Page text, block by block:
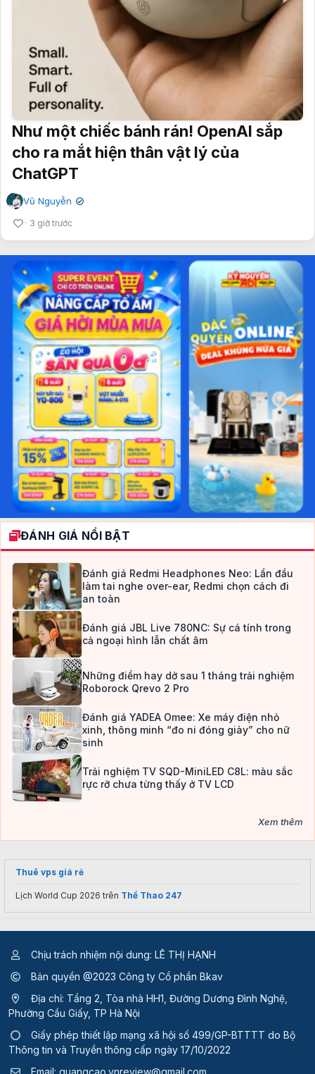
Như một chiếc bánh rán! OpenAI sắp
cho ra mắt hiện thân vật lý của
ChatGPT
Vũ Nguyễn ✔
3 giờ trước
ĐÁNH GIÁ NỔI BẬT
Đánh giá Redmi Headphones Neo: Lần đầu
làm tai nghe over-ear, Redmi chọn cách đi
an toàn
Đánh giá JBL Live 780NC: Sự cá tính trong
cả ngoại hình lẫn chất âm
Những điểm hay dở sau 1 tháng trải nghiệm
Roborock Qrevo 2 Pro
Đánh giá YADEA Omee: Xe máy điện nhỏ
xinh, thông minh “đo ni đóng giày” cho nữ
sinh
Trải nghiệm TV SQD-MiniLED C8L: màu sắc
rực rỡ chưa từng thấy ở TV LCD
Xem thêm
Thuê vps giá rẻ
Lịch World Cup 2026 trên Thể Thao 247
Chịu trách nhiệm nội dung: LÊ THỊ HẠNH
Bản quyền @2023 Công ty Cổ phần Bkav
Địa chỉ: Tầng 2, Tòa nhà HH1, Đường Dương Đình Nghệ,
Phường Cầu Giấy, TP Hà Nội
Giấy phép thiết lập mạng xã hội số 499/GP-BTTTT do Bộ
Thông tin và Truyền thông cấp ngày 17/10/2022
Email: quangcao.vnreview@gmail.com